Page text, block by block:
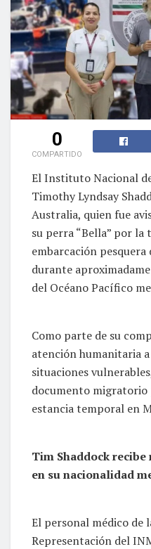
0
COMPARTIDO
El Instituto Nacional
Timothy Lyndsay
Australia, quien fue
su perra “Bella” por
embarcación
durante
del Océano Pacífico
Como parte de su
atención humanitaria
situaciones
documento migratorio
estancia temporal en
Tim Shaddock
en su nacionalidad
El personal médico de
Representación del